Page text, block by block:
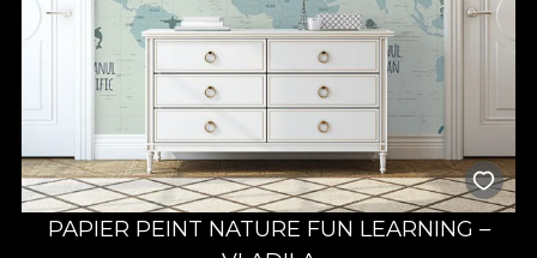
PAPIER PEINT NATURE FUN LEARNING –